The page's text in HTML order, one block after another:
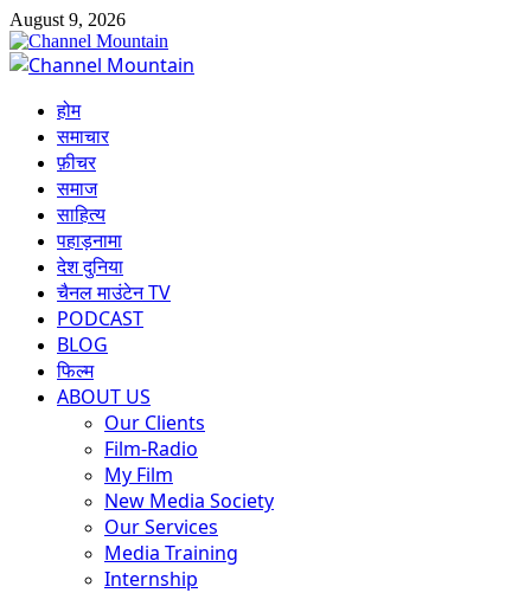
Skip
to
content
August 9, 2026
Primary
होम
समाचार
फ़ीचर
समाज
साहित्य
पहाड़नामा
देश दुनिया
चैनल माउंटेन TV
PODCAST
BLOG
फिल्म
ABOUT US
Our Clients
Film-Radio
My Film
New Media Society
Our Services
Media Training
Internship